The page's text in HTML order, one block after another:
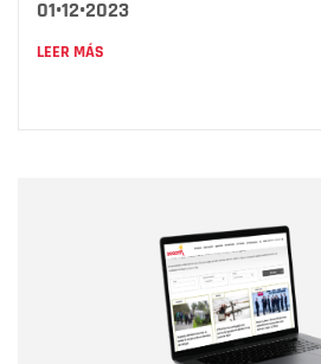
01•12•2023
LEER MÁS
Correo electrónico